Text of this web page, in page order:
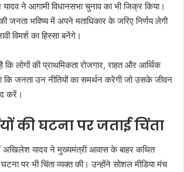
ने आगामी विधानसभा चुनाव का भी जिक्र किया।
जनता भविष्य में अपने मताधिकार के जरिए निर्णय लेगी
विमर्श का हिस्सा बनेंगे।
लोगों की प्राथमिकता रोजगार, राहत और आर्थिक
कि जनता उन नीतियों का समर्थन करेगी जो उसके जीवन
करें।
की घटना पर जताई चिंता
अखिलेश यादव ने मुख्यमंत्री आवास के बाहर कथित
पर भी चिंता व्यक्त की। उन्होंने सोशल मीडिया मंच